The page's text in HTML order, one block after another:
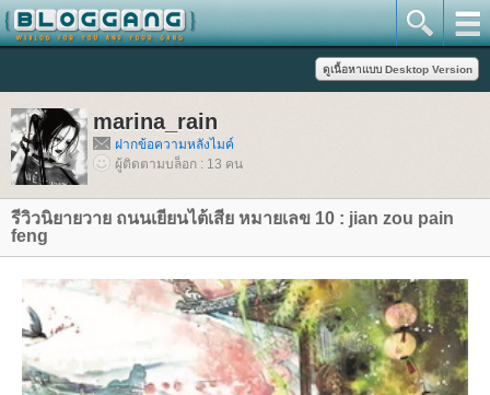
marina_rain
ฝากข้อความหลังไมค์
ผู้ติดตามบล็อก : 13 คน
รีวิวนิยายวาย ถนนเยียนไต้เสีย หมายเลข 10 : jian zou pain
feng